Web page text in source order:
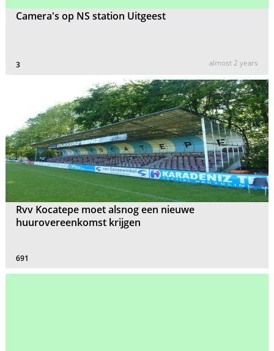
Camera's op NS station Uitgeest
3 almost 2 years
Rvv Kocatepe moet alsnog een nieuwe
huurovereenkomst krijgen
691